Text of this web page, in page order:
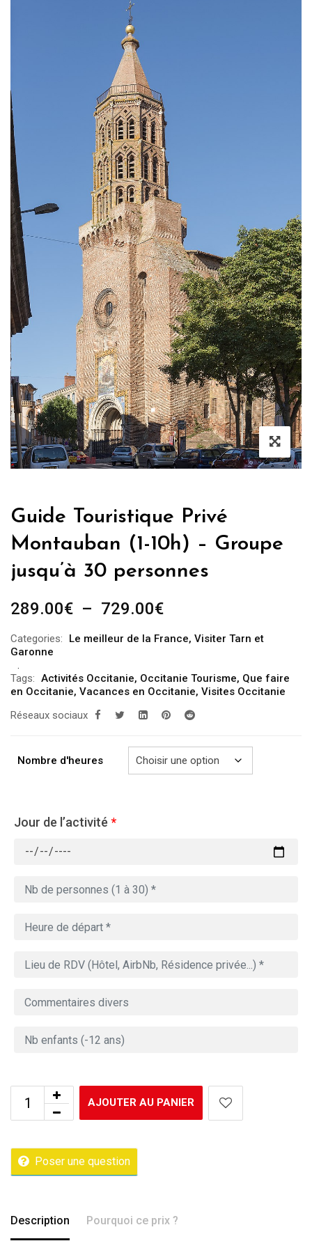
Guide Touristique Privé
Montauban (1-10h) – Groupe
jusqu’à 30 personnes
289.00€ – 729.00€Plage
prix :
à
729.00€
Categories: Le meilleur de la France, Visiter Tarn et
Garonne
Tags: Activités Occitanie, Occitanie Tourisme, Que faire
en Occitanie, Vacances en Occitanie, Visites Occitanie
Réseaux sociaux
Nombre d'heures
Jour de l’activité *
AJOUTER AU PANIER
Poser une question
Description Pourquoi ce prix ?